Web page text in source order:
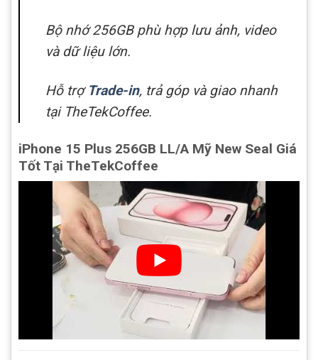
Bộ nhớ 256GB phù hợp lưu ảnh, video
và dữ liệu lớn.
Hỗ trợ Trade-in, trả góp và giao nhanh
tại TheTekCoffee.
iPhone 15 Plus 256GB LL/A Mỹ New Seal Giá
Tốt Tại TheTekCoffee